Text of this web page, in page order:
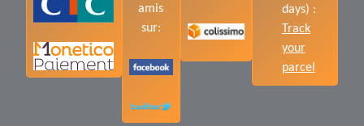
amis
sur:
days) :
Track
your
parcel